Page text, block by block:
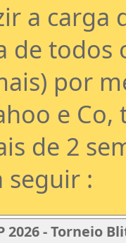
a carga
de todos
por
e
de 2
seguir :
- Torneio